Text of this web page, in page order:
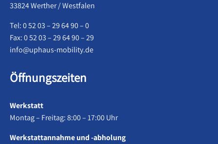
33824 Werther / Westfalen
Tel: 0 52 03 – 29 64 90 – 0
Fax: 0 52 03 – 29 64 90 – 29
info@uphaus-mobility.de
Öffnungszeiten
Werkstatt
Montag – Freitag: 8:00 – 17:00 Uhr
Werkstattannahme und -abholung